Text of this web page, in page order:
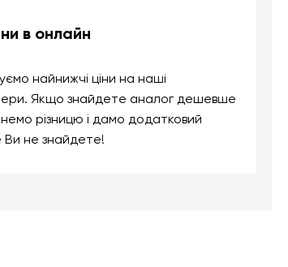
в онлайн
найнижчі ціни на наші
Якщо знайдете аналог дешевше
різницю і дамо додатковий
Ви не знайдете!